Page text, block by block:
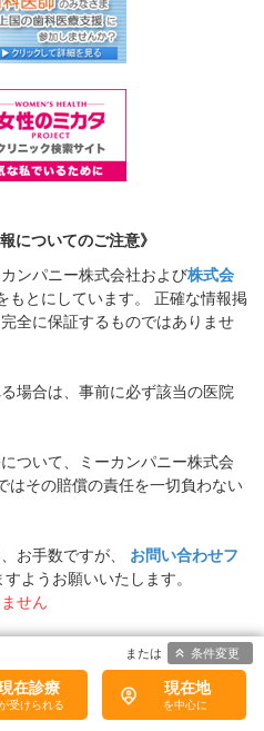
についてのご注意》
ンパニー株式会社および株式会
もとにしています。 正確な情報掲
全に保証するものではありませ
場合は、事前に必ず該当の医院
ついて、ミーカンパニー株式会
はその賠償の責任を一切負わない
お手数ですが、 お問い合わせフ
ようお願いいたします。
せん
在診療 現在地
条件変更